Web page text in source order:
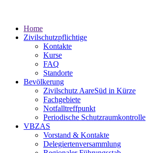
Home
Zivilschutzpflichtige
Kontakte
Kurse
FAQ
Standorte
Bevölkerung
Zivilschutz AareSüd in Kürze
Fachgebiete
Notfalltreffpunkt
Periodische Schutzraumkontrolle
VBZAS
Vorstand & Kontakte
Delegiertenversammlung